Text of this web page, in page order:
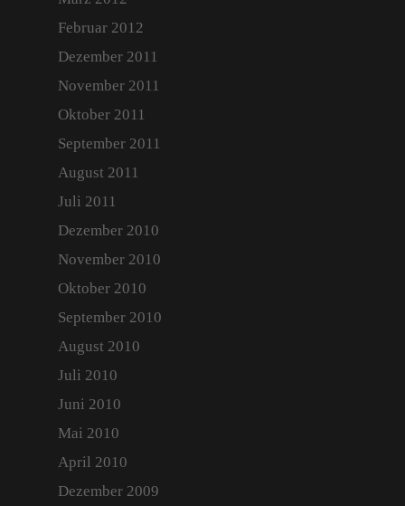
Februar 2012
Dezember 2011
November 2011
Oktober 2011
September 2011
August 2011
Juli 2011
Dezember 2010
November 2010
Oktober 2010
September 2010
August 2010
Juli 2010
Juni 2010
Mai 2010
April 2010
Dezember 2009